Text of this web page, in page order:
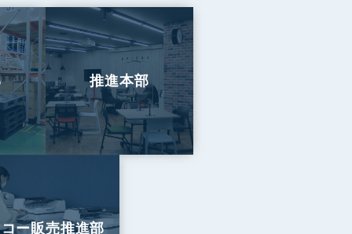
推進本部
ー販売推進部